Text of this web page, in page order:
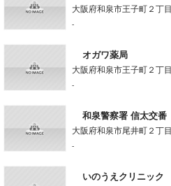
大阪府和泉市王子町２丁目
-
オガワ薬局
大阪府和泉市王子町２丁目
-
和泉警察署 信太交番
大阪府和泉市尾井町２丁目
-
いのうえクリニック